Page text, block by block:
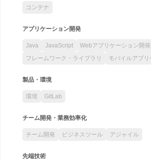
コンテナ
アプリケーション開発
Java JavaScript
Webアプリケーション開発
フレームワーク・ライブラリ
モバイルアプ
製品・環境
環境 GitLab
チーム開発・業務効率化
チーム開発 ビジネスツール アジャイル
先端技術